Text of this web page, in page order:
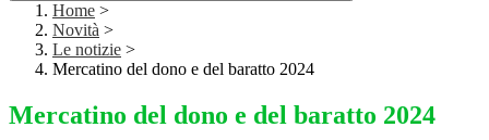
Home >
Novità >
Le notizie >
Mercatino del dono e del baratto 2024
Mercatino del dono e del baratto 2024